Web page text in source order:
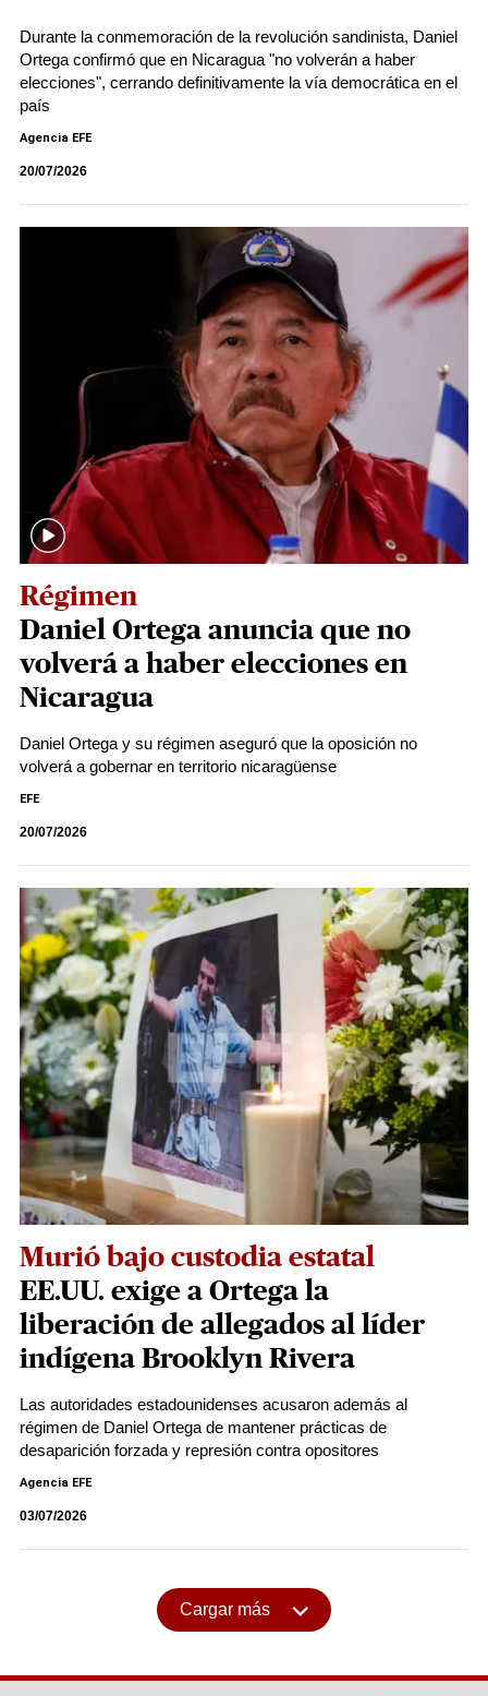
Durante la conmemoración de la revolución sandinista, Daniel
Ortega confirmó que en Nicaragua "no volverán a haber
elecciones", cerrando definitivamente la vía democrática en el
país
Agencia EFE
20/07/2026
Régimen
Daniel Ortega anuncia que no
volverá a haber elecciones en
Nicaragua
Daniel Ortega y su régimen aseguró que la oposición no
volverá a gobernar en territorio nicaragüense
EFE
20/07/2026
Murió bajo custodia estatal
EE.UU. exige a Ortega la
liberación de allegados al líder
indígena Brooklyn Rivera
Las autoridades estadounidenses acusaron además al
régimen de Daniel Ortega de mantener prácticas de
desaparición forzada y represión contra opositores
Agencia EFE
03/07/2026
Cargar más